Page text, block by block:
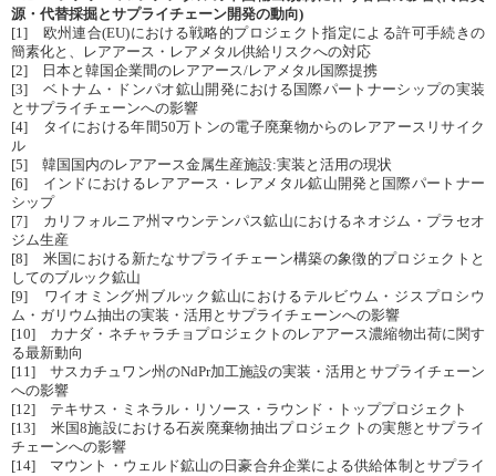
源・代替採掘とサプライチェーン開発の動向)
[1] 欧州連合(EU)における戦略的プロジェクト指定による許可手続きの
簡素化と、レアアース・レアメタル供給リスクへの対応
[2] 日本と韓国企業間のレアアース/レアメタル国際提携
[3] ベトナム・ドンパオ鉱山開発における国際パートナーシップの実装
とサプライチェーンへの影響
[4] タイにおける年間50万トンの電子廃棄物からのレアアースリサイク
ル
[5] 韓国国内のレアアース金属生産施設:実装と活用の現状
[6] インドにおけるレアアース・レアメタル鉱山開発と国際パートナー
シップ
[7] カリフォルニア州マウンテンパス鉱山におけるネオジム・プラセオ
ジム生産
[8] 米国における新たなサプライチェーン構築の象徴的プロジェクトと
してのブルック鉱山
[9] ワイオミング州ブルック鉱山におけるテルビウム・ジスプロシウ
ム・ガリウム抽出の実装・活用とサプライチェーンへの影響
[10] カナダ・ネチャラチョプロジェクトのレアアース濃縮物出荷に関す
る最新動向
[11] サスカチュワン州のNdPr加工施設の実装・活用とサプライチェーン
への影響
[12] テキサス・ミネラル・リソース・ラウンド・トッププロジェクト
[13] 米国8施設における石炭廃棄物抽出プロジェクトの実態とサプライ
チェーンへの影響
[14] マウント・ウェルド鉱山の日豪合弁企業による供給体制とサプライ